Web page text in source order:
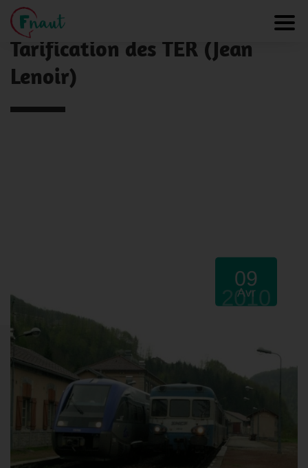
Panneau de gestion des cookies
NOS ACTUALITÉS
Tarification des TER (Jean
Lenoir)
09
Avr
2010